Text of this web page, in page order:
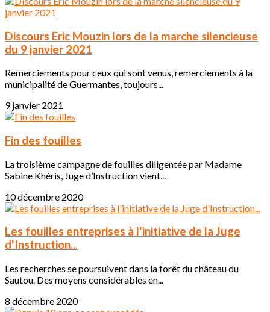
Discours Eric Mouzin lors de la marche silencieuse
du 9 janvier 2021
Remerciements pour ceux qui sont venus, remerciements à la
municipalité de Guermantes, toujours...
9 janvier 2021
Fin des fouilles
La troisième campagne de fouilles diligentée par Madame
Sabine Khéris, Juge d’Instruction vient...
10 décembre 2020
Les fouilles entreprises à l'initiative de la Juge
d'Instruction...
Les recherches se poursuivent dans la forêt du château du
Sautou. Des moyens considérables en...
8 décembre 2020